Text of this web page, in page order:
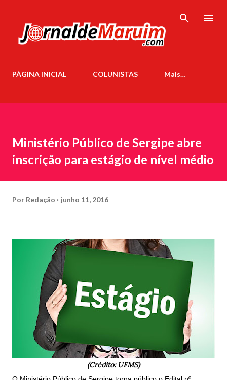
PÁGINA INICIAL COLUNISTAS Mais…
Ministério Público de Sergipe abre
inscrição para estágio de nível médio
Por Redação junho 11, 2016
(Crédito: UFMS)